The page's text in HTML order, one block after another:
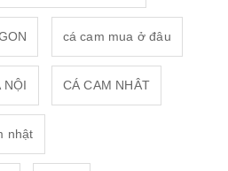
cá cam mua ở đâu
NỘI CÁ CAM NHÂT
nhật